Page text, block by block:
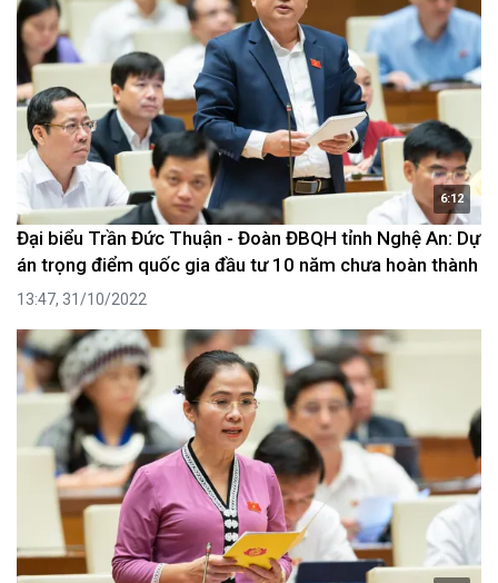
6:12
Đại biểu Trần Đức Thuận - Đoàn ĐBQH tỉnh Nghệ An: Dự
án trọng điểm quốc gia đầu tư 10 năm chưa hoàn thành
13:47, 31/10/2022